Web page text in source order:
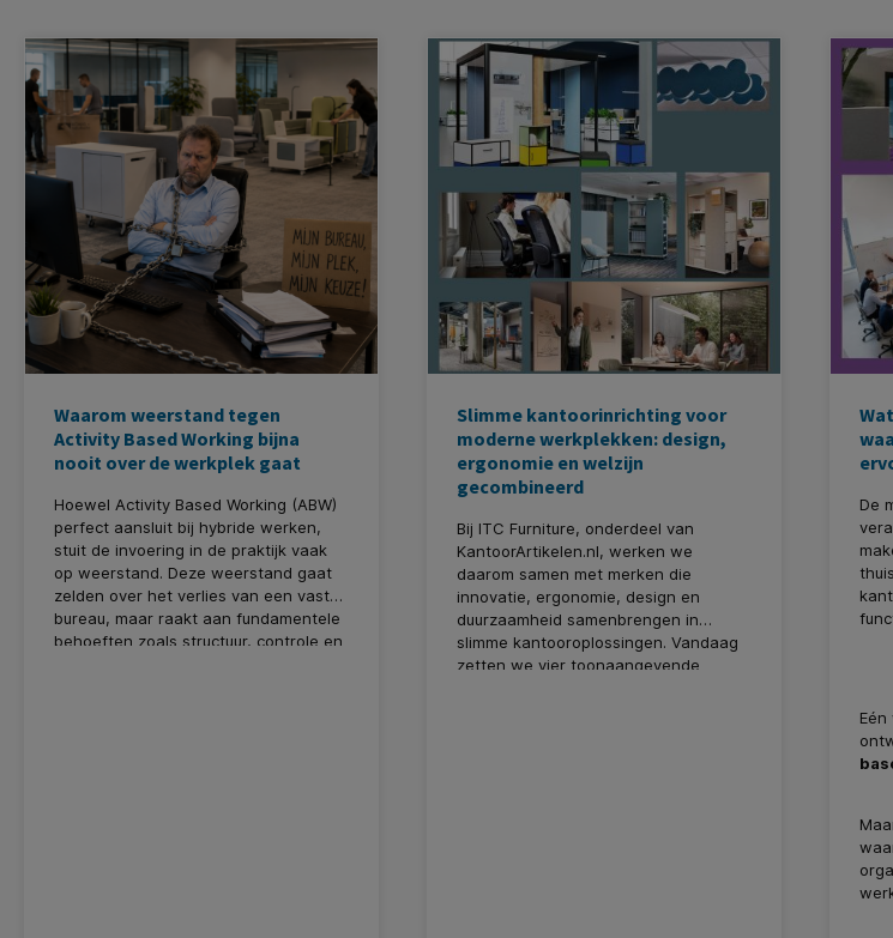
Waarom weerstand tegen
Activity Based Working bijna
nooit over de werkplek gaat
Hoewel Activity Based Working (ABW)
perfect aansluit bij hybride werken,
stuit de invoering in de praktijk vaak
op weerstand. Deze weerstand gaat
zelden over het verlies van een vast
bureau, maar raakt aan fundamentele
behoeften zoals structuur, controle en
Slimme kantoorinrichting voor
moderne werkplekken: design,
ergonomie en welzijn
gecombineerd
Bij ITC Furniture, onderdeel van
KantoorArtikelen.nl, werken we
daarom samen met merken die
innovatie, ergonomie, design en
duurzaamheid samenbrengen in
slimme kantooroplossingen. Vandaag
zetten we vier toonaangevende
De